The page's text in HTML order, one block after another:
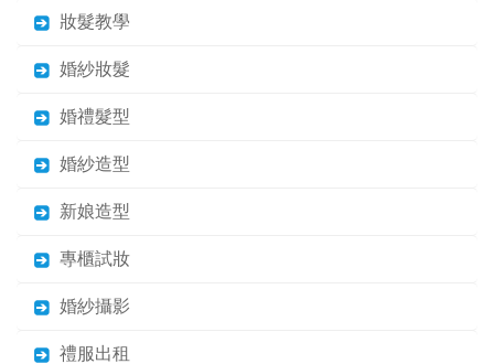
妝髮教學
婚紗妝髮
婚禮髮型
婚紗造型
新娘造型
專櫃試妝
婚紗攝影
禮服出租